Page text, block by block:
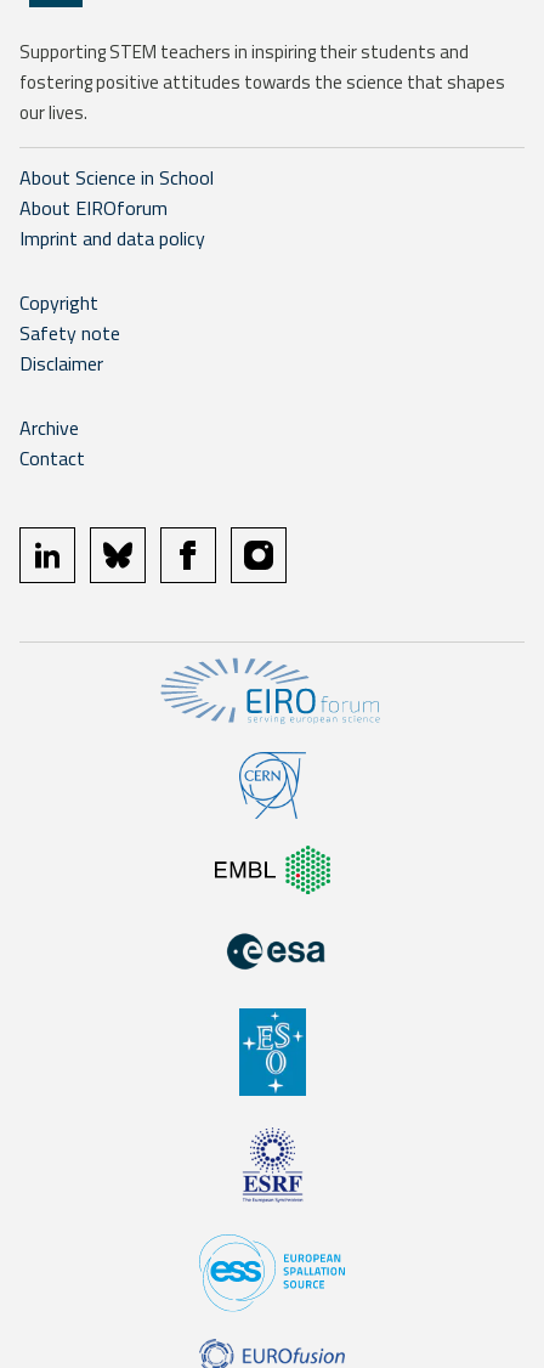
Supporting STEM teachers in inspiring their students and
fostering positive attitudes towards the science that shapes
our lives.
About Science in School
About EIROforum
Imprint and data policy
Copyright
Safety note
Disclaimer
Archive
Contact
linkedin bluesky facebookinstagram